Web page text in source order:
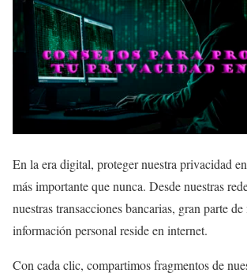
En la era digital, proteger nuestra privacidad
más importante que nunca. Desde nuestras
nuestras transacciones bancarias, gran parte de
información personal reside en internet.
Con cada clic, compartimos fragmentos de